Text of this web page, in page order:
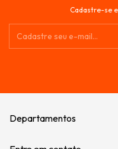
Cadastre-se
Departamentos